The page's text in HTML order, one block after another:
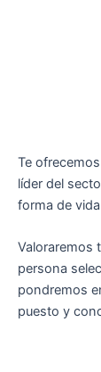
Te
líder del
forma de
Valoraremos
persona
pondremos
puesto y